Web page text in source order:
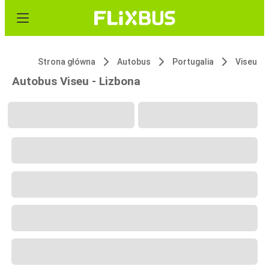
Strona główna Autobus Portugalia Viseu
Autobus Viseu - Lizbona